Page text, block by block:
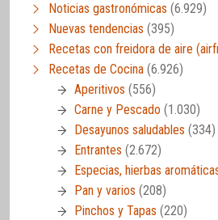
Noticias gastronómicas (6.929)
Nuevas tendencias (395)
Recetas con freidora de aire
Recetas de Cocina (6.926)
Aperitivos (556)
Carne y Pescado (1.030)
Desayunos saludables (334)
Entrantes (2.672)
Especias, hierbas
Pan y varios (208)
Pinchos y Tapas (220)